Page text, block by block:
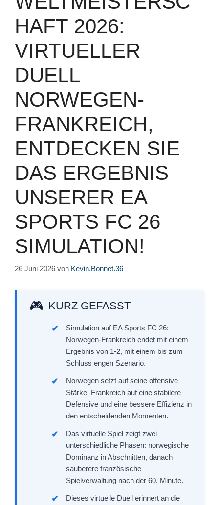
HAFT 2026:
VIRTUELLER
DUELL
NORWEGEN-
FRANKREICH,
ENTDECKEN SIE
DAS ERGEBNIS
UNSERER EA
SPORTS FC 26
SIMULATION!
26 Juni 2026 von Kevin.Bonnet.36
KURZ GEFASST
Simulation auf EA Sports FC 26:
Norwegen-Frankreich endet mit einem
Ergebnis von 1-2, mit einem bis zum
Schluss engen Szenario.
Norwegen setzt auf seine offensive
Stärke, Frankreich auf eine stabilere
Defensive und eine bessere Effizienz in
den entscheidenden Momenten.
Das virtuelle Spiel zeigt zwei
unterschiedliche Phasen: norwegische
Dominanz in Abschnitten, danach
sauberere französische
Spielverwaltung nach der 60. Minute.
Dieses virtuelle Duell erinnert an die